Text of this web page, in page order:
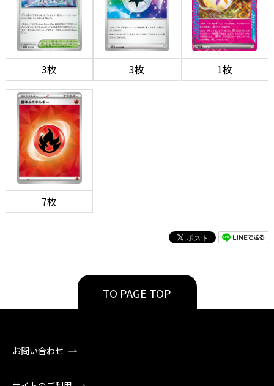
3枚 3枚 1枚
7枚
TO PAGE TOP
お問い合わせ